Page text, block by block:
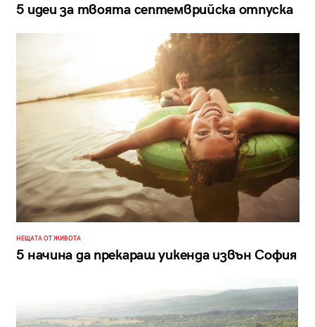
5 идеи за твоята септемврийска отпуска
НЕЩАТА ОТ ЖИВОТА
5 начина да прекараш уикенда извън София